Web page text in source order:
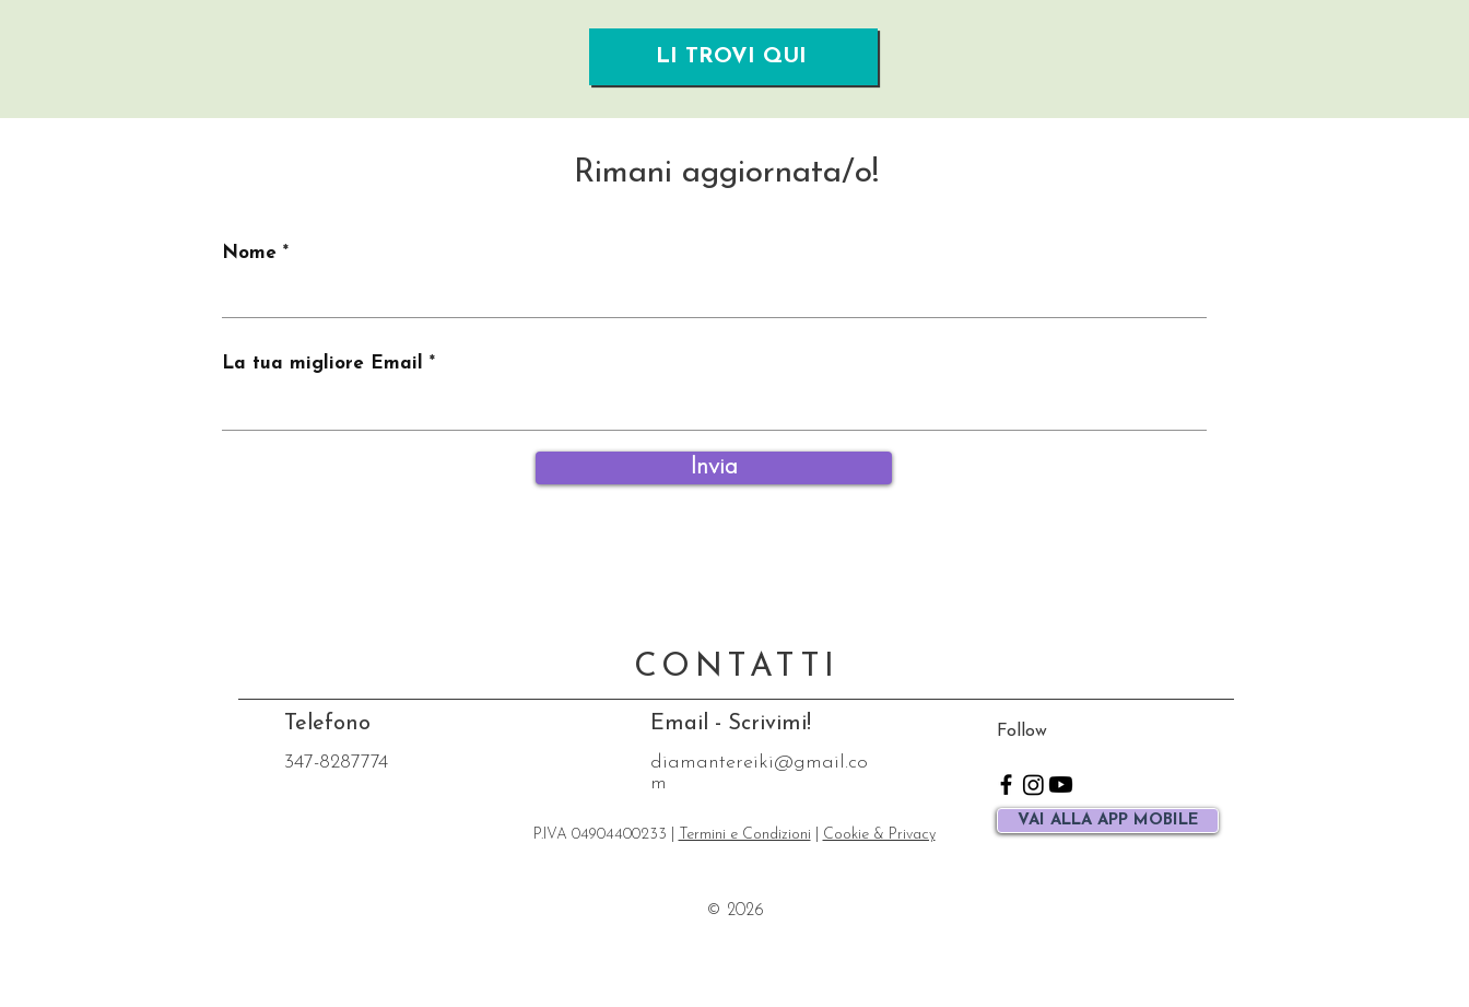
LI TROVI QUI
Rimani aggiornata/o!
Nome
La tua migliore Email
Invia
CONTATTI
Telefono
347-8287774
Email - Scrivimi!
diamantereiki@gmail.co
m
Follow
P.IVA 04904400233 | Termini e Condizioni Cookie & Privacy
VAI ALLA APP MOBILE
© 2026